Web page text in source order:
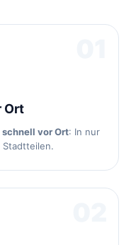
Ort
schnell vor Ort: In nur